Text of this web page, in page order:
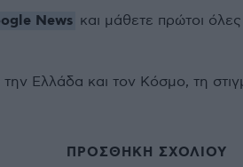
News και μάθετε πρώτοι όλες
την Ελλάδα και τον Κόσμο, τη
ΠΡΟΣΘΗΚΗ ΣΧΟΛΙΟΥ